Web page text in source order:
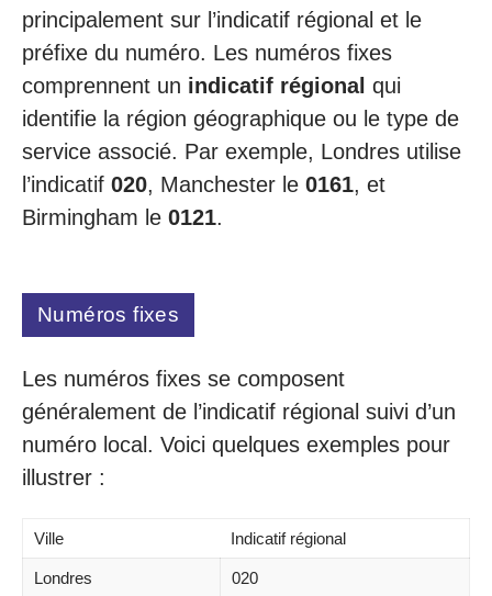
principalement sur l’indicatif régional et le
préfixe du numéro. Les numéros fixes
comprennent un indicatif régional qui
identifie la région géographique ou le type de
service associé. Par exemple, Londres utilise
l’indicatif 020, Manchester le 0161, et
Birmingham le 0121.
Numéros fixes
Les numéros fixes se composent
généralement de l’indicatif régional suivi d’un
numéro local. Voici quelques exemples pour
illustrer :
Ville Indicatif régional
Londres 020